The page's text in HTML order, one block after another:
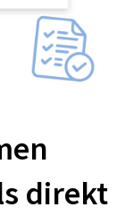
direkt